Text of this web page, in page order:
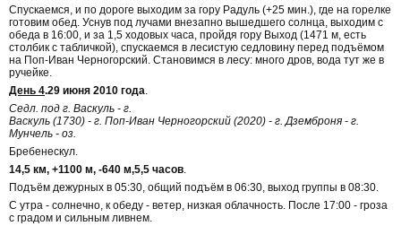
Спускаемся, и по дороге выходим за гору Радуль (+25 мин.), где на горелке
готовим обед. Уснув под лучами внезапно вышедшего солнца, выходим с
обеда в 16:00, и за 1,5 ходовых часа, пройдя гору Выход (1471 м, есть
столбик с табличкой), спускаемся в лесистую седловину перед подъёмом
на Поп-Иван Черногорский. Становимся в лесу: много дров, вода тут же в
ручейке.
День 4.29 июня 2010 года.
Седл. под г. Васкуль - г.
Васкуль (1730) - г. Поп-Иван Черногорский (2020) - г. Дземброня - г.
Мунчель - оз.
Бребенескул.
14,5 км, +1100 м, -640 м,5,5 часов.
Подъём дежурных в 05:30, общий подъём в 06:30, выход группы в 08:30.
С утра - солнечно, к обеду - ветер, низкая облачность. После 17:00 - гроза
с градом и сильным ливнем.